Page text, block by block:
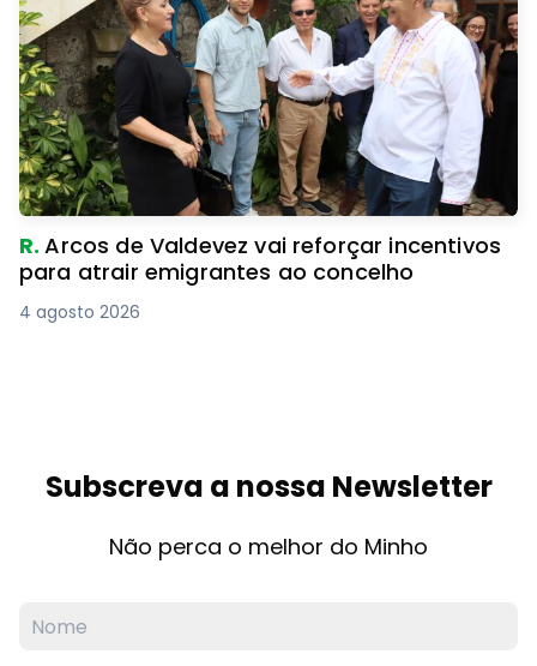
R.Arcos de Valdevez vai reforçar incentivos
para atrair emigrantes ao concelho
4 agosto 2026
Subscreva a nossa Newsletter
Não perca o melhor do Minho